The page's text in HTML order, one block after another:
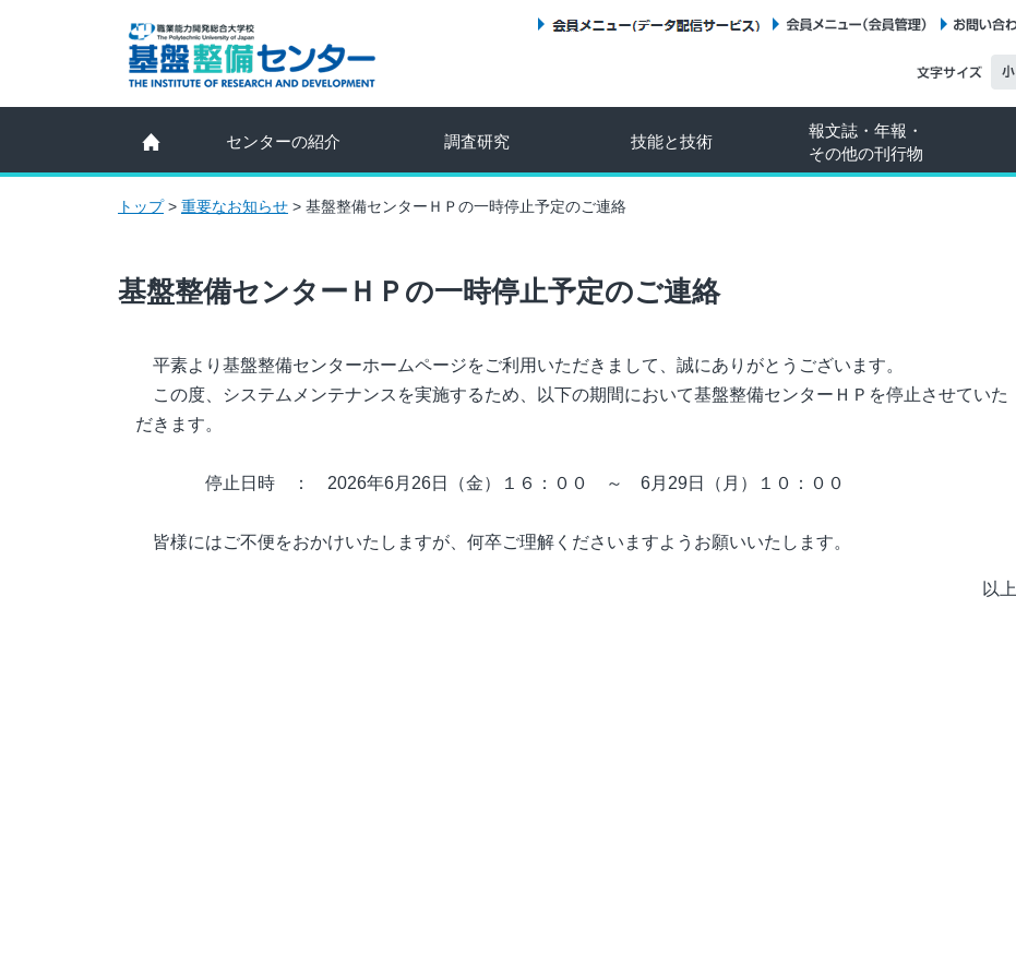
センターの紹介 調査研究 技能と技術
報文誌・年報・
その他の刊行物
トップ> 重要なお知らせ > 基盤整備センターＨＰの一時停止予定のご連絡
基盤整備センターＨＰの一時停止予定のご連絡
平素より基盤整備センターホームページをご利用いただきまして、誠にありがとうございます。
この度、システムメンテナンスを実施するため、以下の期間において基盤整備センターＨＰを停止させていた
だきます。
停止日時 ： 2026年6月26日（金）１６：００ ～ 6月29日（月）１０：００
皆様にはご不便をおかけいたしますが、何卒ご理解くださいますようお願いいたします。
以上